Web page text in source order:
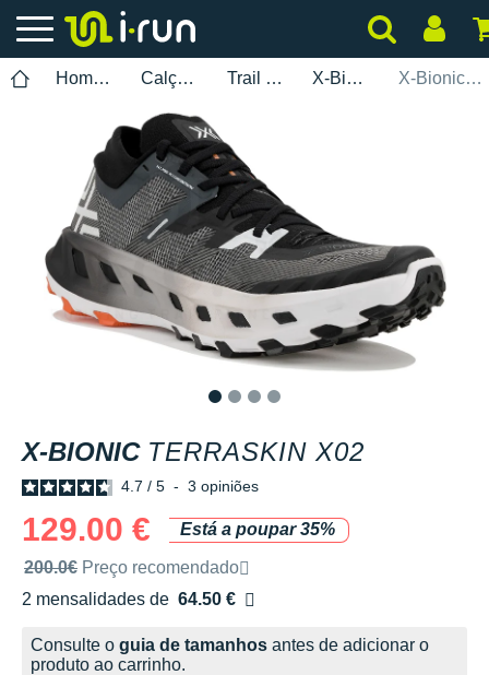
Homem Calçados Trail Running X-Bionic X-Bionic TerraSkin X02
X-BIONIC TERRASKIN X02
4.7 / 5 - 3 opiniões
129.00 €
Está a poupar 35%
Preço de venda recomendado pela marca
200.0€ Preço recomendado
2 mensalidades de 64.50 €
sem custos
Consulte o guia de tamanhos antes de adicionar o
produto ao carrinho.